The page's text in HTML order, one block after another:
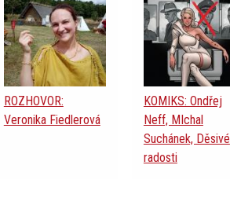
ROZHOVOR:
Veronika Fiedlerová
KOMIKS: Ondřej
Neff, MIchal
Suchánek, Děsivé
radosti